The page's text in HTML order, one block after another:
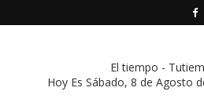
Y CREDITO DE EL SOCORRO LTDA.
COMUNICADO IMPORTANTE DE LA
El tiempo -
Hoy Es Sábado, 8 de Agosto